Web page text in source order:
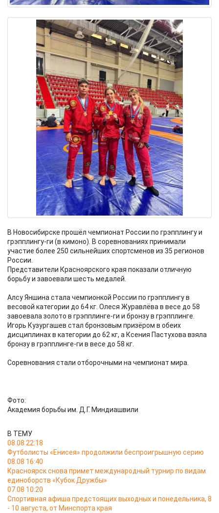
В Новосибирске прошёл чемпионат России по грэпплингу и
грэпплингу-ги (в кимоно). В соревнованиях принимали
участие более 250 сильнейших спортсменов из 35 регионов
России.
Представители Красноярского края показали отличную
борьбу и завоевали шесть медалей.
Алсу Яншина стала чемпионкой России по грэпплингу в
весовой категории до 64 кг. Олеся Журавлёва в весе до 58
завоевала золото в грэпплинге-ги и бронзу в грэпплинге.
Игорь Кузургашев стал бронзовым призёром в обеих
дисциплинах в категории до 62 кг, а Ксения Пастухова взяла
бронзу в грэпплинге-ги в весе до 58 кг.
Соревнования стали отборочными на чемпионат мира.
Фото:
Академия борьбы им. Д.Г. Миндиашвили
В ТЕМУ
08.08 22:18
Футболисты «Енисея» продолжили беспроигрышную серию
08.08 16:40
Красноярск снова примет международный турнир по видам
единоборств «Кубок Дружбы»
07.08 10:20
Спортивная афиша предстоящих выходных и понедельника, 8
- 10 августа, от Минспорта края